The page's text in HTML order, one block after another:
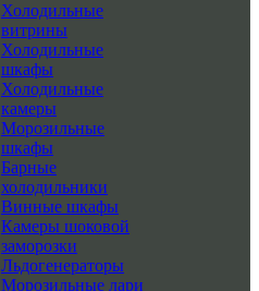
Холодильные
витрины
Холодильные
шкафы
Холодильные
камеры
Морозильные
шкафы
Барные
холодильники
Винные шкафы
Камеры шоковой
заморозки
Льдогенераторы
Морозильные лари